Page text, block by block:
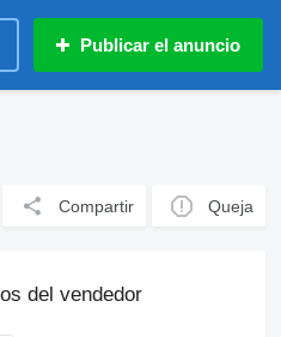
Publicar el anuncio
Compartir Queja
del vendedor